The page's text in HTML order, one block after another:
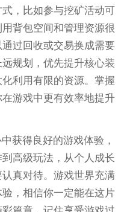
，比如参与挖矿活动可
背包空间和管理资源很
过回收或交易换成需要
规划，优先提升核心装
利用有限的资源。掌握
游戏中更有效率地提升
获得良好的游戏体验，
高级玩法，从个人成长
真对待。游戏世界充满
，相信你一定能在这片